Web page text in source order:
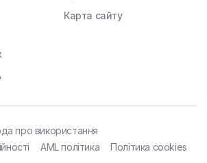
Карта сайту
про використання
AML політика Політика cookies